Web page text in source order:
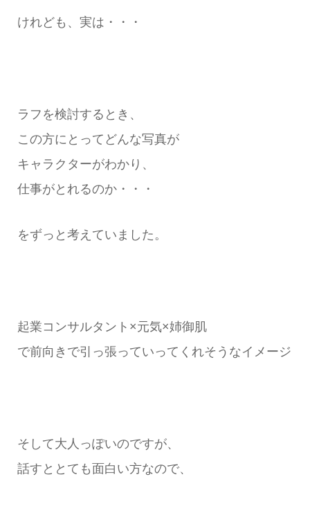
けれども、実は・・・
ラフを検討するとき、
この方にとってどんな写真が
キャラクターがわかり、
仕事がとれるのか・・・
をずっと考えていました。
起業コンサルタント×元気×姉御肌
で前向きで引っ張っていってくれそうなイメージ
そして大人っぽいのですが、
話すととても面白い方なので、